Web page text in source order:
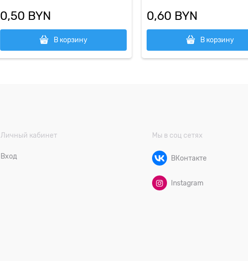
0,50 BYN
В корзину
0,60 BYN
В корзину
Личный кабинет
Вход
Мы в соц сетях
ВКонтакте
Instagram